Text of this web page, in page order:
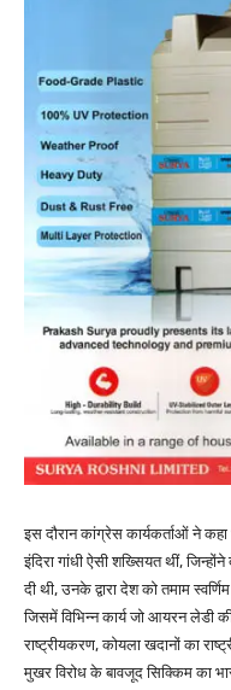
इस दौरान कांग्रेस कार्यकर्ताओं ने
इंदिरा गांधी ऐसी शख्सियत थीं,
दी थी, उनके द्वारा देश को तमाम
जिसमें विभिन्न कार्य जो आयरन लेडी
राष्ट्रीयकरण, कोयला खदानों का
मुखर विरोध के बावजूद सिक्किम का